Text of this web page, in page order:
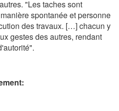
"Les taches sont
spontanée et personne
des travaux. […] chacun y
gestes des autres, rendant